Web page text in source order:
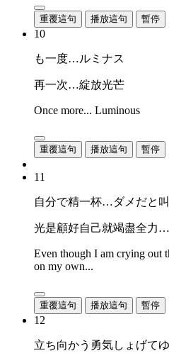
重覆這句 播放這句 暫停
10
も一度…ルミナス
再一次…綻放光芒
Once more... Luminous
重覆這句 播放這句 暫停
11
自分で精一杯…ダメだと
光是顧好自己就竭盡全力…
Even though I am crying out
on my own...
重覆這句 播放這句 暫停
12
立ち向かう勇気しょげて